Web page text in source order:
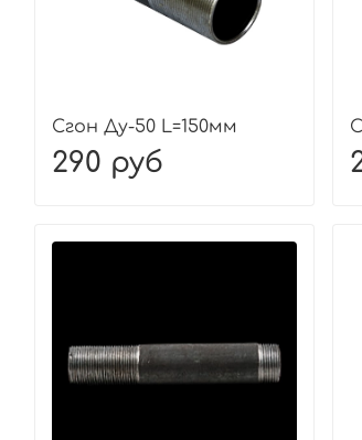
Сгон Ду-50 L=150мм
290 руб